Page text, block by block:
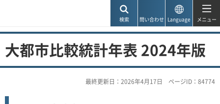
検索 問い合わせ Language メニュー
大都市比較統計年表 2024年版
最終更新日：2026年4月17日 ページID：84774